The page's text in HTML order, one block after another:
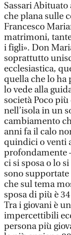
Sassari
che plana sulle
Francesco
matrimoni,
i figli». Don
soprattutto
ecclesiastica,
quella che lo ha
lo vede alla
società Poco
nell’isola in un
cambiamento
anni fa il calo
quindici o venti
profondamente
ci si sposa o lo
sono
che sul tema
sposa di più è
Tra i giovani è
impercettibili
persona più